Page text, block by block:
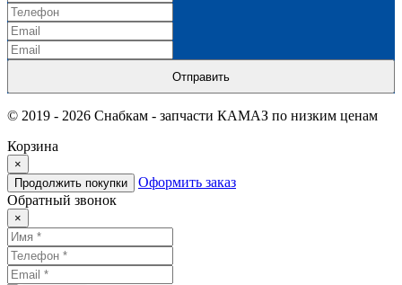
Отправить
© 2019 - 2026 Снабкам - запчасти КАМАЗ по низким ценам
Корзина
×
Продолжить покупки
Оформить заказ
Обратный звонок
×